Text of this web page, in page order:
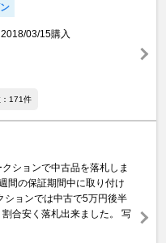
03/15購入
：171件
ションで中古品を落札しま
間の保証期間中に取り付け
ションでは中古で5万円後半
合安く落札出来ました。 写